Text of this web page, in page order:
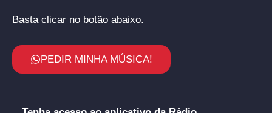
Basta clicar no botão abaixo.
PEDIR MINHA MÚSICA!